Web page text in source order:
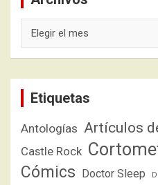
Etiquetas
Antologías Artículos
Castle Rock
Cómics Doctor Sleep